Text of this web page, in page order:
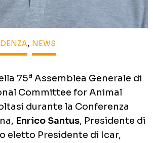
, NEWS
75a Assemblea Generale di
Committee for Animal
durante la Conferenza
Enrico Santus, Presidente di
eletto Presidente di Icar,